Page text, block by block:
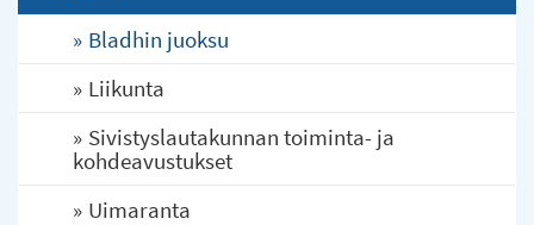
Bladhin juoksu
Liikunta
Sivistyslautakunnan toiminta- ja
kohdeavustukset
Uimaranta